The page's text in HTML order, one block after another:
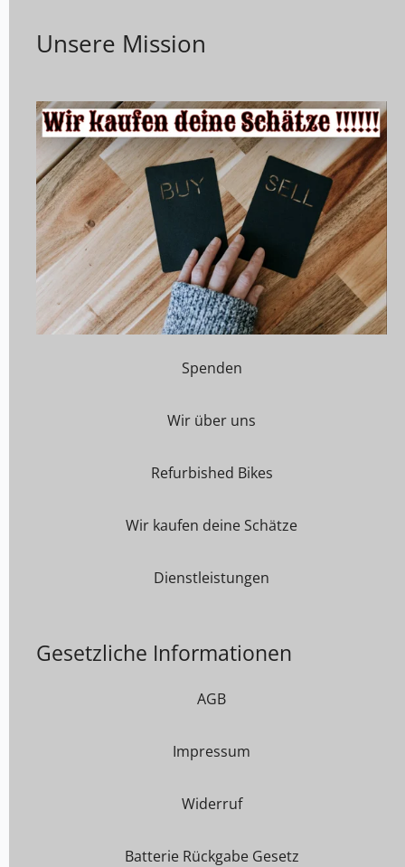
Unsere Mission
Spenden
Wir über uns
Refurbished Bikes
Wir kaufen deine Schätze
Dienstleistungen
Gesetzliche Informationen
AGB
Impressum
Widerruf
Batterie Rückgabe Gesetz